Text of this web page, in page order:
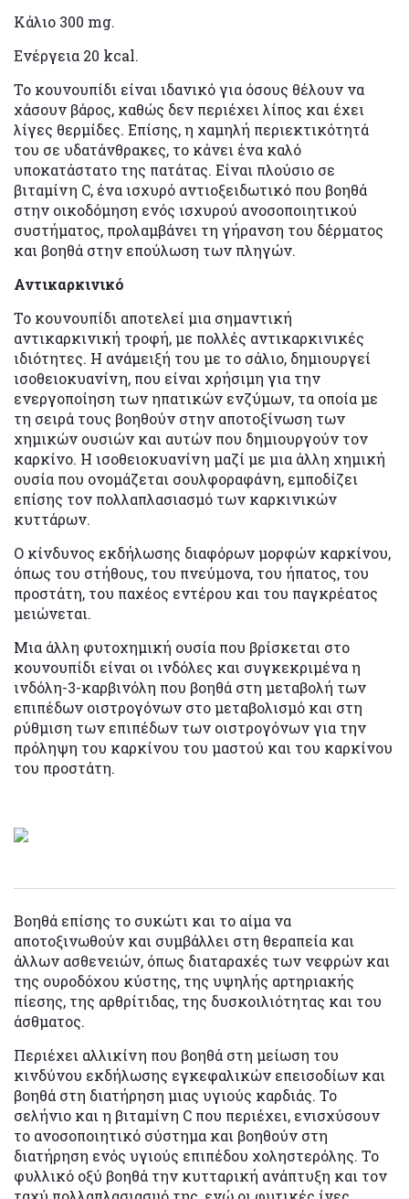
Κάλιο 300 mg.
Ενέργεια 20 kcal.
Το κουνουπίδι είναι ιδανικό για όσους θέλουν να
χάσουν βάρος, καθώς δεν περιέχει λίπος και έχει
λίγες θερμίδες. Επίσης, η χαμηλή περιεκτικότητά
του σε υδατάνθρακες, το κάνει ένα καλό
υποκατάστατο της πατάτας. Είναι πλούσιο σε
βιταμίνη C, ένα ισχυρό αντιοξειδωτικό που βοηθά
στην οικοδόμηση ενός ισχυρού ανοσοποιητικού
συστήματος, προλαμβάνει τη γήρανση του δέρματος
και βοηθά στην επούλωση των πληγών.
Αντικαρκινικό
Το κουνουπίδι αποτελεί μια σημαντική
αντικαρκινική τροφή, με πολλές αντικαρκινικές
ιδιότητες. Η ανάμειξή του με το σάλιο, δημιουργεί
ισοθειοκυανίνη, που είναι χρήσιμη για την
ενεργοποίηση των ηπατικών ενζύμων, τα οποία με
τη σειρά τους βοηθούν στην αποτοξίνωση των
χημικών ουσιών και αυτών που δημιουργούν τον
καρκίνο. Η ισοθειοκυανίνη μαζί με μια άλλη χημική
ουσία που ονομάζεται σουλφοραφάνη, εμποδίζει
επίσης τον πολλαπλασιασμό των καρκινικών
κυττάρων.
Ο κίνδυνος εκδήλωσης διαφόρων μορφών καρκίνου,
όπως του στήθους, του πνεύμονα, του ήπατος, του
προστάτη, του παχέος εντέρου και του παγκρέατος
μειώνεται.
Μια άλλη φυτοχημική ουσία που βρίσκεται στο
κουνουπίδι είναι οι ινδόλες και συγκεκριμένα η
ινδόλη-3-καρβινόλη που βοηθά στη μεταβολή των
επιπέδων οιστρογόνων στο μεταβολισμό και στη
ρύθμιση των επιπέδων των οιστρογόνων για την
πρόληψη του καρκίνου του μαστού και του καρκίνου
του προστάτη.
Βοηθά επίσης το συκώτι και το αίμα να
αποτοξινωθούν και συμβάλλει στη θεραπεία και
άλλων ασθενειών, όπως διαταραχές των νεφρών και
της ουροδόχου κύστης, της υψηλής αρτηριακής
πίεσης, της αρθρίτιδας, της δυσκοιλιότητας και του
άσθματος.
Περιέχει αλλικίνη που βοηθά στη μείωση του
κινδύνου εκδήλωσης εγκεφαλικών επεισοδίων και
βοηθά στη διατήρηση μιας υγιούς καρδιάς. Το
σελήνιο και η βιταμίνη C που περιέχει, ενισχύσουν
το ανοσοποιητικό σύστημα και βοηθούν στη
διατήρηση ενός υγιούς επιπέδου χοληστερόλης. Το
φυλλικό οξύ βοηθά την κυτταρική ανάπτυξη και τον